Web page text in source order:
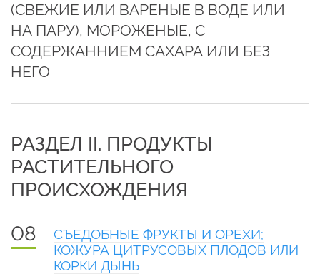
(СВЕЖИЕ ИЛИ ВАРЕНЫЕ В ВОДЕ ИЛИ
НА ПАРУ), МОРОЖЕНЫЕ, С
СОДЕРЖАННИЕМ САХАРА ИЛИ БЕЗ
НЕГО
РАЗДЕЛ II. ПРОДУКТЫ
РАСТИТЕЛЬНОГО
ПРОИСХОЖДЕНИЯ
08
СЪЕДОБНЫЕ ФРУКТЫ И ОРЕХИ;
КОЖУРА ЦИТРУСОВЫХ ПЛОДОВ ИЛИ
КОРКИ ДЫНЬ